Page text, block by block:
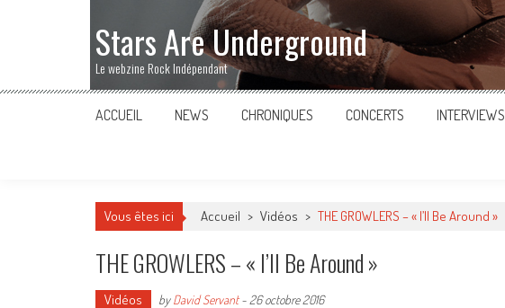
Stars Are Underground
Le webzine Rock Indépendant
ACCUEIL NEWS CHRONIQUES CONCERTS INTERVIEWS
Vous êtes ici Accueil > Vidéos > THE GROWLERS – « I’ll Be Around »
THE GROWLERS – « I’ll Be Around »
Vidéos byDavid Servant- 26 octobre 2016